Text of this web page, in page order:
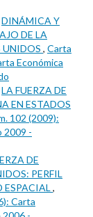
DINÁMICA Y
DE LA
UNIDOS , Carta
Económica
LA FUERZA DE
EN ESTADOS
102 (2009):
2009 -
DE
PERFIL
,
Carta